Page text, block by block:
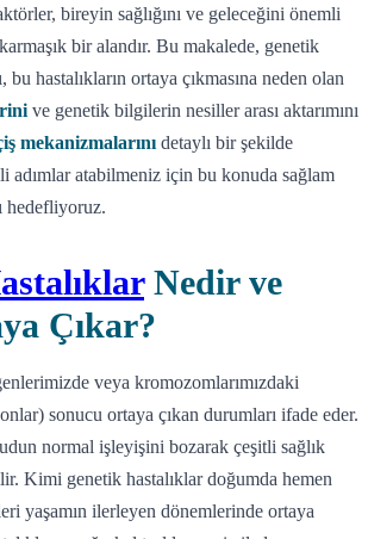
bireyin sağlığını ve geleceğini önemli
bir alandır. Bu makalede, genetik
bu hastalıkların ortaya çıkmasına neden olan
ve genetik bilgilerin nesiller arası aktarımını
mekanizmalarını detaylı bir şekilde
adımlar atabilmeniz için bu konuda sağlam
hedefliyoruz.
Nedir ve
Çıkar?
veya kromozomlarımızdaki
sonucu ortaya çıkan durumları ifade eder.
normal işleyişini bozarak çeşitli sağlık
Kimi genetik hastalıklar doğumda hemen
yaşamın ilerleyen dönemlerinde ortaya